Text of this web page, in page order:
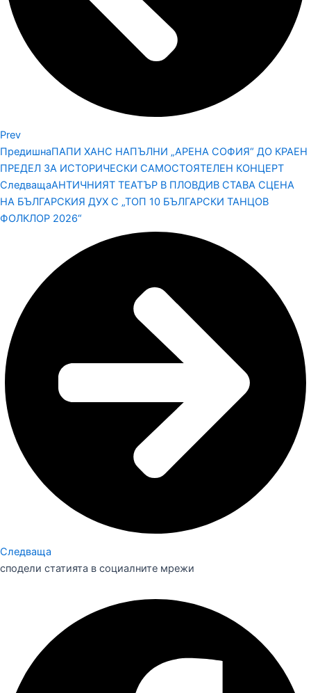
Prev
ПредишнаПАПИ ХАНС НАПЪЛНИ „АРЕНА СОФИЯ“ ДО КРАЕН
ПРЕДЕЛ ЗА ИСТОРИЧЕСКИ САМОСТОЯТЕЛЕН КОНЦЕРТ
СледващаАНТИЧНИЯТ ТЕАТЪР В ПЛОВДИВ СТАВА СЦЕНА
НА БЪЛГАРСКИЯ ДУХ С „ТОП 10 БЪЛГАРСКИ ТАНЦОВ
ФОЛКЛОР 2026“
Следваща
сподели статията в социалните мрежи